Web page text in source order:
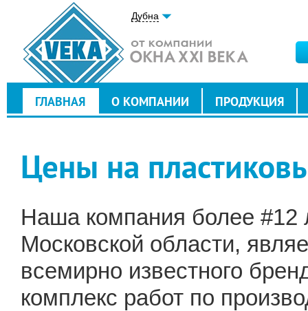
Дубна
ГЛАВНАЯ О КОМПАНИИ ПРОДУКЦИЯ
Цены на
Наша компания более #12
Московской области,
всемирно известного
комплекс работ по